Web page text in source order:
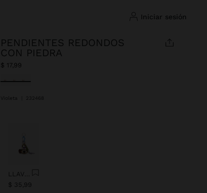
iniciar sesión
PENDIENTES REDONDOS
CON PIEDRA
$ 17,99
Seleccionado
Violeta 232468
$ 35,99